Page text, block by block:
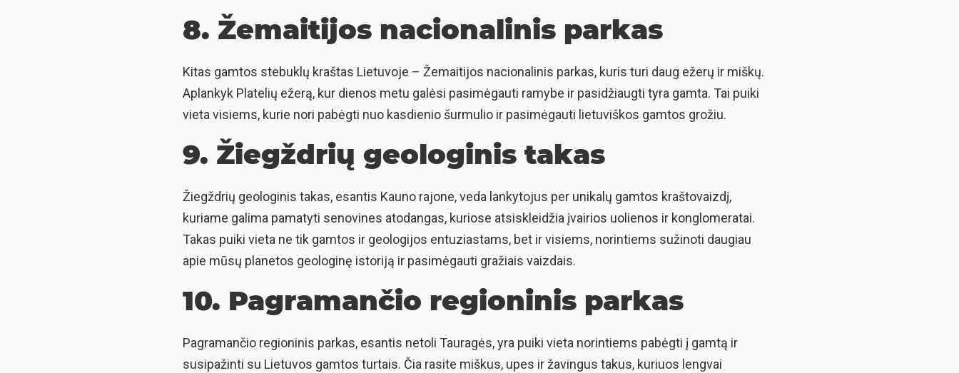
8. Žemaitijos nacionalinis parkas
Kitas gamtos stebuklų kraštas Lietuvoje – Žemaitijos nacionalinis parkas, kuris turi daug ežerų ir miškų.
Aplankyk Platelių ežerą, kur dienos metu galėsi pasimėgauti ramybe ir pasidžiaugti tyra gamta. Tai puiki
vieta visiems, kurie nori pabėgti nuo kasdienio šurmulio ir pasimėgauti lietuviškos gamtos grožiu.
9. Žiegždrių geologinis takas
Žiegždrių geologinis takas, esantis Kauno rajone, veda lankytojus per unikalų gamtos kraštovaizdį,
kuriame galima pamatyti senovines atodangas, kuriose atsiskleidžia įvairios uolienos ir konglomeratai.
Takas puiki vieta ne tik gamtos ir geologijos entuziastams, bet ir visiems, norintiems sužinoti daugiau
apie mūsų planetos geologinę istoriją ir pasimėgauti gražiais vaizdais.
10. Pagramančio regioninis parkas
Pagramančio regioninis parkas, esantis netoli Tauragės, yra puiki vieta norintiems pabėgti į gamtą ir
susipažinti su Lietuvos gamtos turtais. Čia rasite miškus, upes ir žavingus takus, kuriuos lengvai